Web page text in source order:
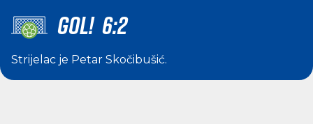
GOL! 6:2
Strijelac je Petar Skočibušić.